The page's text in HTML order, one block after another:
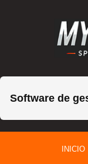
Software de
INICIO